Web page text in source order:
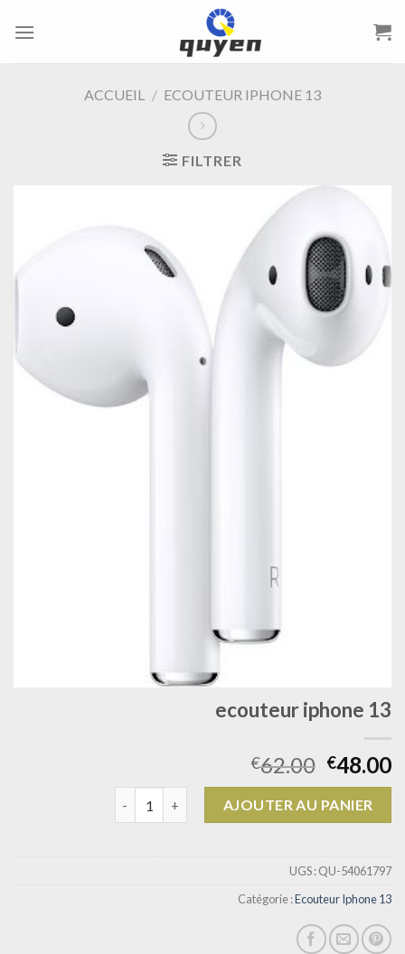
ACCUEIL / ECOUTEUR IPHONE 13
FILTRER
ecouteur iphone 13
€62.00 €48.00
AJOUTER AU PANIER
UGS :QU-54061797
Catégorie :Ecouteur Iphone 13